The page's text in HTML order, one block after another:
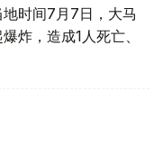
时间7月7日，大马
炸，造成1人死亡、